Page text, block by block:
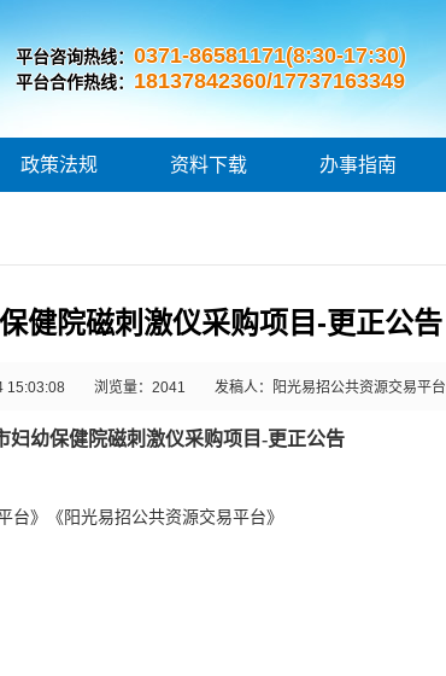
平台咨询热线：0371-86581171(8:30-17:30)
平台合作热线： 18137842360/17737163349
政策法规 资料下载 办事指南
健院磁刺激仪采购项目-更正公告
15:03:08 浏览量： 2041 发稿人：阳光易招公共资源交易平台
妇幼保健院磁刺激仪采购项目-更正公告
台》《阳光易招公共资源交易平台》